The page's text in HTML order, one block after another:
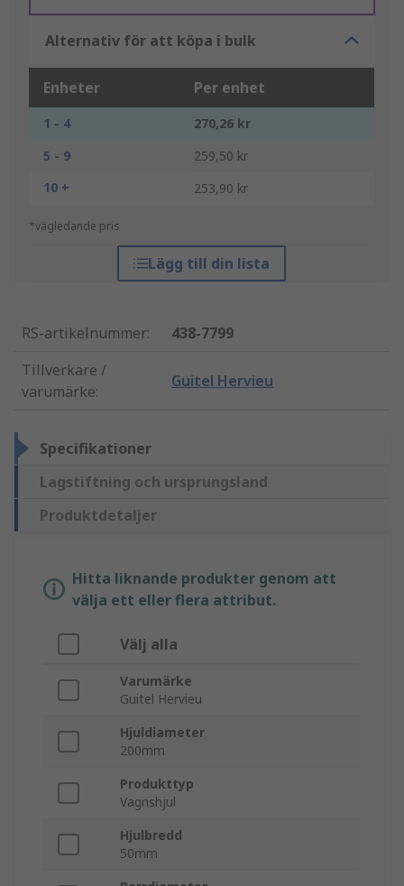
Alternativ för att köpa i bulk
Enheter Per enhet
1 - 4
270,26 kr
5 - 9
259,50 kr
10 +
253,90 kr
*vägledande pris
Lägg till din lista
RS-artikelnummer:
438-7799
Tillverkare /
varumärke:
Guitel Hervieu
Specifikationer
Lagstiftning och ursprungsland
Produktdetaljer
Hitta liknande produkter genom att
välja ett eller flera attribut.
Välj alla
Varumärke
Guitel Hervieu
Hjuldiameter
200mm
Produkttyp
Vagnshjul
Hjulbredd
50mm